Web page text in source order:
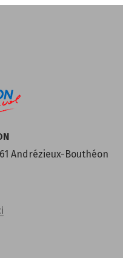
Andrézieux-Bouthéon